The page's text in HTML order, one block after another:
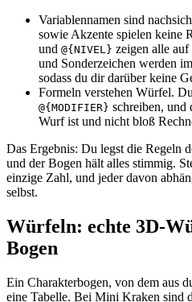
Variablennamen sind
sowie Akzente spielen keine
und @{NIVEL} zeigen alle auf
und Sonderzeichen werden
sodass du dir darüber keine
Formeln verstehen Würfel.
@{MODIFIER} schreiben, und
Wurf ist und nicht bloß
Das Ergebnis: Du legst die Regeln
und der Bogen hält alles stimmig.
einzige Zahl, und jeder davon
selbst.
Würfeln: echte 3D-
Bogen
Ein Charakterbogen, von dem aus
eine Tabelle. Bei Mini Kraken sind